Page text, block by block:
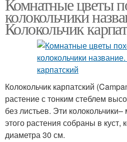
Комнатные цветы
колокольчики
Колокольчик
Колокольчик карпатский
растение с тонким стеблем
без листьев. Эти
этого растения собраны в куст,
диаметра 30 см.